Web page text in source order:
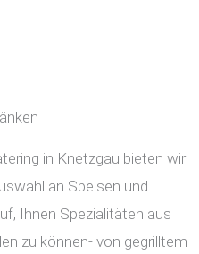
in Knetzgau bieten wir
an Speisen und
Ihnen Spezialitäten aus
zu können- von gegrilltem